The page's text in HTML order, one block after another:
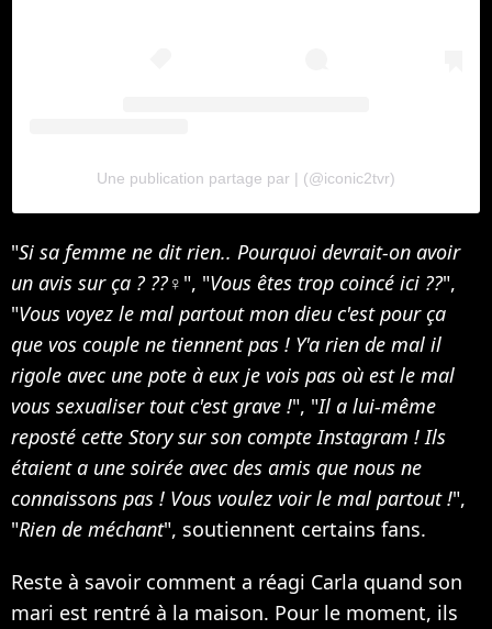
Une publication partage par | (@iconic2tvr)
"Si sa femme ne dit rien.. Pourquoi devrait-on avoir
un avis sur ça ? ??‍♀️ ", "Vous êtes trop coincé ici ??",
"Vous voyez le mal partout mon dieu c'est pour ça
que vos couple ne tiennent pas ! Y'a rien de mal il
rigole avec une pote à eux je vois pas où est le mal
vous sexualiser tout c'est grave !", "Il a lui-même
reposté cette Story sur son compte Instagram ! Ils
étaient a une soirée avec des amis que nous ne
connaissons pas ! Vous voulez voir le mal partout !",
"Rien de méchant", soutiennent certains fans.
Reste à savoir comment a réagi Carla quand son
mari est rentré à la maison. Pour le moment, ils